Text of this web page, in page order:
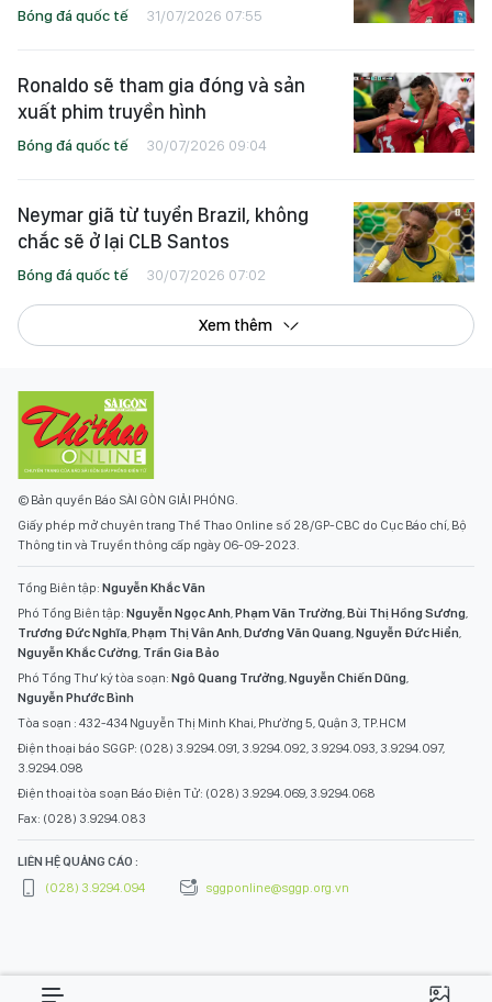
Bóng đá quốc tế 31/07/2026 07:55
Ronaldo sẽ tham gia đóng và sản
xuất phim truyền hình
Bóng đá quốc tế 30/07/2026 09:04
Neymar giã từ tuyển Brazil, không
chắc sẽ ở lại CLB Santos
Bóng đá quốc tế 30/07/2026 07:02
Xem thêm
© Bản quyền Báo SÀI GÒN GIẢI PHÓNG.
Giấy phép mở chuyên trang Thể Thao Online số 28/GP-CBC do Cục Báo chí, Bộ
Thông tin và Truyền thông cấp ngày 06-09-2023.
Tổng Biên tập: Nguyễn Khắc Văn
Phó Tổng Biên tập: Nguyễn Ngọc Anh,Phạm Văn Trường,Bùi Thị Hồng Sương,
Trương Đức Nghĩa,Phạm Thị Vân Anh,Dương Văn Quang,Nguyễn Đức Hiển,
Nguyễn Khắc Cường, Trần Gia Bảo
Phó Tổng Thư ký tòa soạn: Ngô Quang Trưởng,Nguyễn Chiến Dũng,
Nguyễn Phước Bình
Tòa soạn : 432-434 Nguyễn Thị Minh Khai, Phường 5, Quận 3, TP.HCM
Điện thoại báo SGGP: (028) 3.9294.091, 3.9294.092, 3.9294.093, 3.9294.097,
3.9294.098
Điện thoại tòa soạn Báo Điện Tử: (028) 3.9294.069, 3.9294.068
Fax: (028) 3.9294.083
LIÊN HỆ QUẢNG CÁO :
(028) 3.9294.094
sggponline@sggp.org.vn